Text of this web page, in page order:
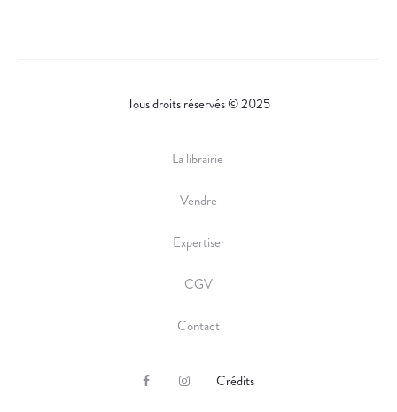
Tous droits réservés © 2025
La librairie
Vendre
Expertiser
CGV
Contact
Crédits